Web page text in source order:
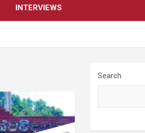
INTERVIEWS
Search